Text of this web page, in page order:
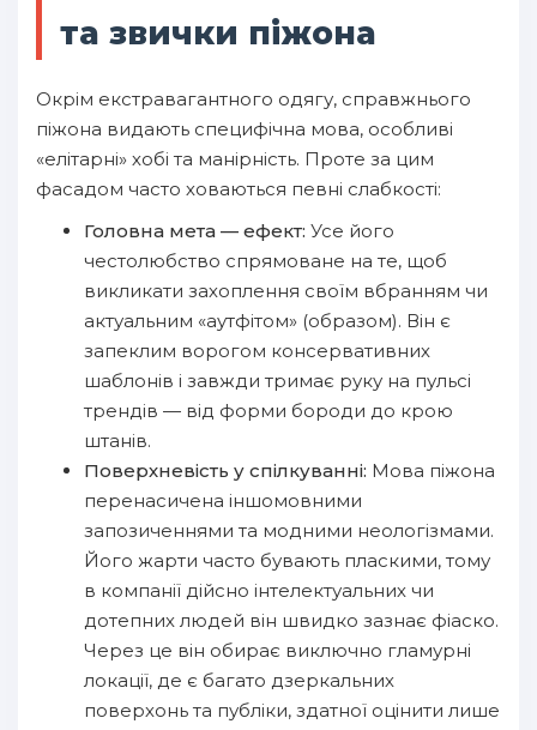
та звички піжона
Окрім екстравагантного одягу, справжнього
піжона видають специфічна мова, особливі
«елітарні» хобі та манірність. Проте за цим
фасадом часто ховаються певні слабкості:
Головна мета — ефект: Усе його
честолюбство спрямоване на те, щоб
викликати захоплення своїм вбранням чи
актуальним «аутфітом» (образом). Він є
запеклим ворогом консервативних
шаблонів і завжди тримає руку на пульсі
трендів — від форми бороди до крою
штанів.
Поверхневість у спілкуванні: Мова піжона
перенасичена іншомовними
запозиченнями та модними неологізмами.
Його жарти часто бувають пласкими, тому
в компанії дійсно інтелектуальних чи
дотепних людей він швидко зазнає фіаско.
Через це він обирає виключно гламурні
локації, де є багато дзеркальних
поверхонь та публіки, здатної оцінити лише